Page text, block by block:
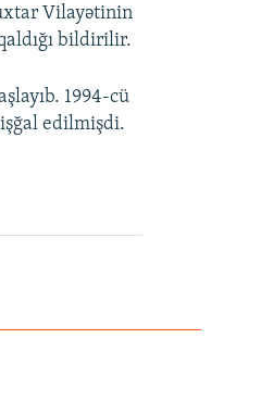
Vilayətinin
bildirilir.
1994-cü
işğal edilmişdi.